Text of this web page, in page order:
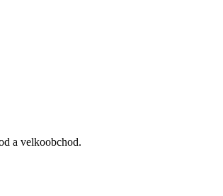
a velkoobchod.